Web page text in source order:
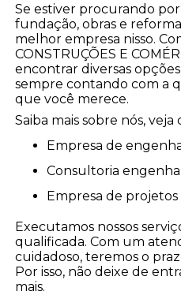
Se estiver procurando
fundação, obras e
melhor empresa nisso.
CONSTRUÇÕES E
encontrar diversas
sempre contando com a
que você merece.
Saiba mais sobre nós, veja
empresa de
consultoria
empresa de
Executamos nossos
qualificada. Com um
cuidadoso, teremos o
Por isso, não deixe de
mais.